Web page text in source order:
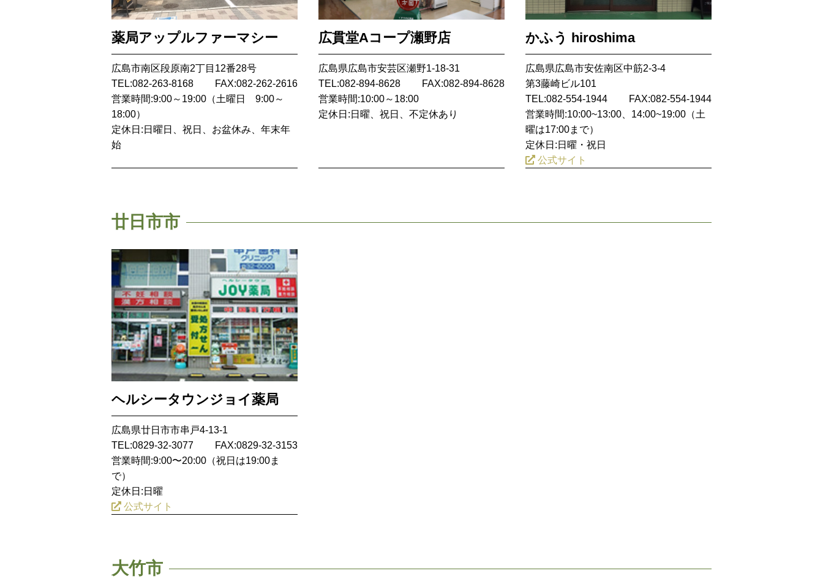
薬局アップルファーマシー
広島市南区段原南2丁目12番28号
TEL:082-263-8168
FAX:082-262-2616
営業時間:9:00～19:00（土曜日 9:00～
18:00）
定休日:日曜日、祝日、お盆休み、年末年
始
広貫堂Aコープ瀬野店
広島県広島市安芸区瀬野1-18-31
TEL:082-894-8628
FAX:082-894-8628
営業時間:10:00～18:00
定休日:日曜、祝日、不定休あり
かふう hiroshima
広島県広島市安佐南区中筋2-3-4
第3藤崎ビル101
TEL:082-554-1944
FAX:082-554-1944
営業時間:10:00~13:00、14:00~19:00（土
曜は17:00まで）
定休日:日曜・祝日
公式サイト
廿日市市
ヘルシータウンジョイ薬局
広島県廿日市市串戸4-13-1
TEL:0829-32-3077
FAX:0829-32-3153
営業時間:9:00〜20:00（祝日は19:00ま
で）
定休日:日曜
公式サイト
大竹市